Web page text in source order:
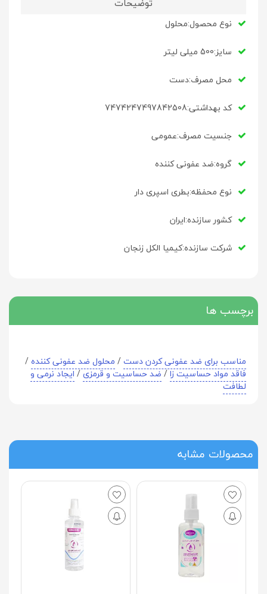
توضیحات
نوع محصول:محلول
سایز:500 میلی لیتر
محل مصرف:دست
کد بهداشتی:7474247497842508
جنسیت مصرف:عمومی
گروه:ضد عفونی کننده
نوع محفظه:بطری اسپری دار
کشور سازنده:ایران
شرکت سازنده:کیمیا الکل زنجان
برچسب ها
مناسب برای ضد عفونی کردن دست/ محلول ضد عفونی کننده/
فاقد مواد حساسیت زا/ ضد حساسیت و قرمزی/ ایجاد نرمی و
لطافت
محصولات مشابه
اسپری ضد عفونی کننده
55,200تومان